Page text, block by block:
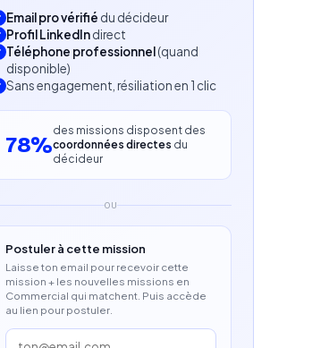
Email pro vérifié du décideur
Profil LinkedIndirect
Téléphone professionnel(quand
disponible)
Sans engagement, résiliation en 1 clic
78%
des missions disposent des
coordonnées directes du
décideur
OU
Postuler à cette mission
Laisse ton email pour recevoir cette
mission + les nouvelles missions en
Commercial qui matchent. Puis accède
au lien pour postuler.